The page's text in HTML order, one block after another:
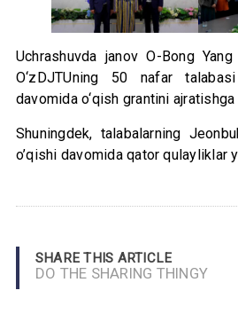
Uchrashuvda janov O-Bong
O‘zDJTUning 50 nafar
davomida o‘qish grantini
Shuningdek, talabalarning
o’qishi davomida qator qulayliklar
SHARE THIS ARTICLE
DO THE SHARING THINGY